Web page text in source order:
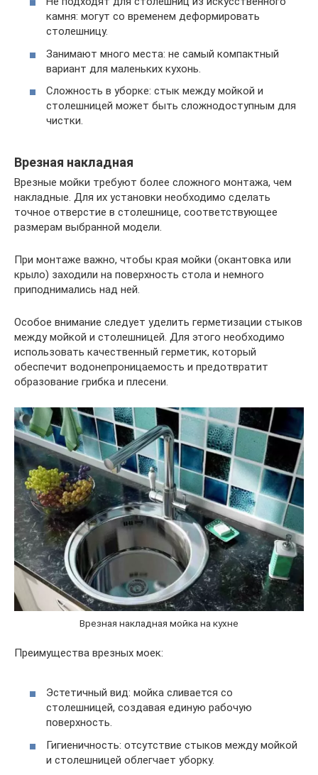
камня: могут со временем деформировать
столешницу.
Занимают много места: не самый компактный
вариант для маленьких кухонь.
Сложность в уборке: стык между мойкой и
столешницей может быть сложнодоступным для
чистки.
Врезная накладная
Врезные мойки требуют более сложного монтажа, чем
накладные. Для их установки необходимо сделать
точное отверстие в столешнице, соответствующее
размерам выбранной модели.
При монтаже важно, чтобы края мойки (окантовка или
крыло) заходили на поверхность стола и немного
приподнимались над ней.
Особое внимание следует уделить герметизации стыков
между мойкой и столешницей. Для этого необходимо
использовать качественный герметик, который
обеспечит водонепроницаемость и предотвратит
образование грибка и плесени.
Врезная накладная мойка на кухне
Преимущества врезных моек:
Эстетичный вид: мойка сливается со
столешницей, создавая единую рабочую
поверхность.
Гигиеничность: отсутствие стыков между мойкой
и столешницей облегчает уборку.